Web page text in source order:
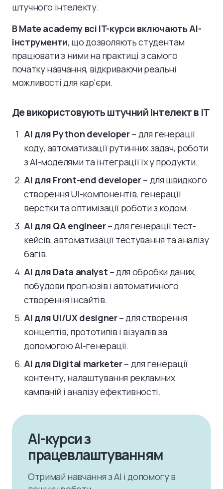
штучного інтелекту.
В Mate academy всі IT-курси включають AI-
інструменти, що дозволяють студентам
працювати з ними на практиці з самого
початку навчання, відкриваючи реальні
можливості для кар'єри.
Де використовують штучний інтелект в IT
AI для Python developer– для генерації
коду, автоматизації рутинних задач, роботи
з AI-моделями та інтеграції їх у продукти.
AI для Front-end developer– для швидкого
створення UI-компонентів, генерації
верстки та оптимізації роботи з кодом.
AI для QA engineer– для генерації тест-
кейсів, автоматизації тестування та аналізу
багів.
AI для Data analyst – для обробки даних,
побудови прогнозів і автоматичного
створення інсайтів.
AI для UI/UX designer– для створення
концептів, прототипів і візуалів за
допомогою AI-генерації.
AI для Digital marketer– для генерації
контенту, налаштування рекламних
кампаній і аналізу ефективності.
AI-курси з
працевлаштуванням
Отримай навчання з AI і допомогу в